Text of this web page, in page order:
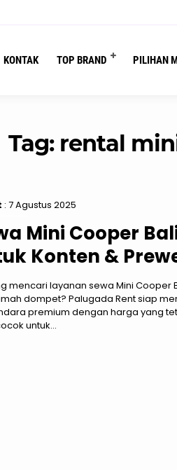
KONTAK TOP BRAND PILIHAN
Tag: rental
: 7 Agustus 2025
Mini Cooper
Konten &
mencari layanan sewa Mini Cooper
dompet? Palugada Rent siap
premium dengan harga yang
untuk...